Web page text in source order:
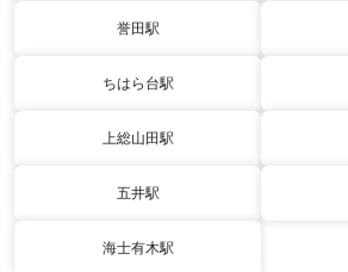
誉田駅
ちはら台駅
上総山田駅
五井駅
海士有木駅